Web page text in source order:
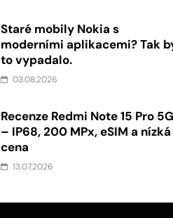
Staré mobily Nokia s
moderními aplikacemi? Tak
to vypadalo.
03.08.2026
Recenze Redmi Note 15 Pro 5G
– IP68, 200 MPx, eSIM a nízká
cena
13.07.2026